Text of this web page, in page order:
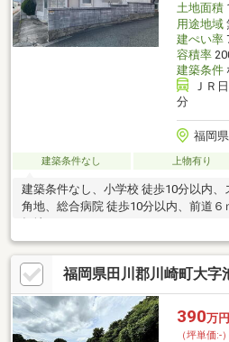
土地面積
用途地域
建ぺい率
容積率
建築条件
ＪＲ
分
福岡
建築条件なし 上物有り
建築条件なし、小学校 徒歩10分以内、
角地、総合病院 徒歩10分以内、前道６
坦地
福岡県田川郡川崎町大字
390万円
（坪単価:-）